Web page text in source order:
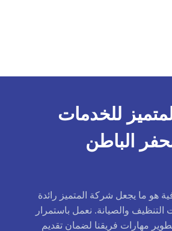
هو ما يجعل شركة المتميز رائدة
والصيانة. نعمل باستمرار
مهارات فريقنا لضمان تقديم